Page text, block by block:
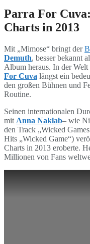
Parra For
Charts in 2013
Mit „Mimose“ bringt der
Demuth, besser bekannt
Album heraus. In der
For Cuva längst ein
den großen Bühnen und
Routine.
Seinen internationalen
mit Anna Naklab– wie
den Track „Wicked
Hits „Wicked Game“)
Charts in 2013 eroberte.
Millionen von Fans